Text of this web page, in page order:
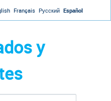
Français Русский Español
y